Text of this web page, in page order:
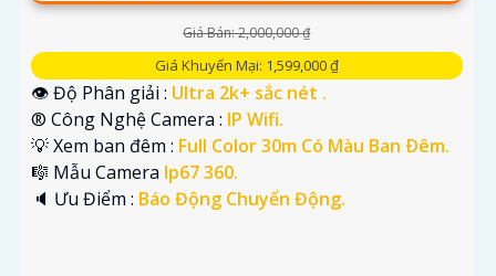
Giá Bán: 2,000,000 ₫
Giá Khuyến Mại: 1,599,000 ₫
👁 Độ Phân giải : Ultra 2k+ sắc nét .
®️ Công Nghệ Camera : IP Wifi.
💡 Xem ban đêm : Full Color 30m Có Màu Ban Ðêm.
🎼️ Mẫu Camera Ip67 360.
️🔈 Ưu Điểm : Báo Động Chuyển Động.